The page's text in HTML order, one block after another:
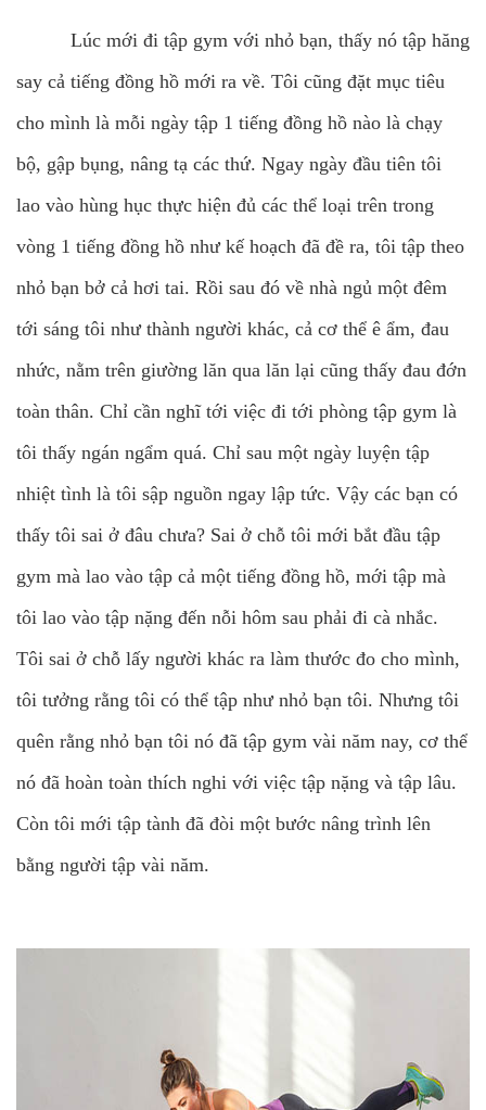
Lúc mới đi tập gym với nhỏ bạn, thấy nó tập hăng
say cả tiếng đồng hồ mới ra về. Tôi cũng đặt mục tiêu
cho mình là mỗi ngày tập 1 tiếng đồng hồ nào là chạy
bộ, gập bụng, nâng tạ các thứ. Ngay ngày đầu tiên tôi
lao vào hùng hục thực hiện đủ các thể loại trên trong
vòng 1 tiếng đồng hồ như kế hoạch đã đề ra, tôi tập theo
nhỏ bạn bở cả hơi tai. Rồi sau đó về nhà ngủ một đêm
tới sáng tôi như thành người khác, cả cơ thể ê ẩm, đau
nhức, nằm trên giường lăn qua lăn lại cũng thấy đau đớn
toàn thân. Chỉ cần nghĩ tới việc đi tới phòng tập gym là
tôi thấy ngán ngẩm quá. Chỉ sau một ngày luyện tập
nhiệt tình là tôi sập nguồn ngay lập tức. Vậy các bạn có
thấy tôi sai ở đâu chưa? Sai ở chỗ tôi mới bắt đầu tập
gym mà lao vào tập cả một tiếng đồng hồ, mới tập mà
tôi lao vào tập nặng đến nỗi hôm sau phải đi cà nhắc.
Tôi sai ở chỗ lấy người khác ra làm thước đo cho mình,
tôi tưởng rằng tôi có thể tập như nhỏ bạn tôi. Nhưng tôi
quên rằng nhỏ bạn tôi nó đã tập gym vài năm nay, cơ thể
nó đã hoàn toàn thích nghi với việc tập nặng và tập lâu.
Còn tôi mới tập tành đã đòi một bước nâng trình lên
bằng người tập vài năm.